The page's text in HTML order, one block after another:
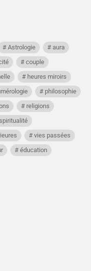
Astrologie
aura
couple
heures miroirs
philosophie
religions
vies passées
éducation